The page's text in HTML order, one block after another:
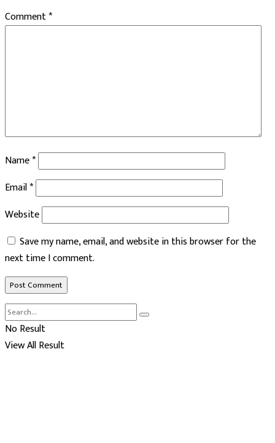
Comment*
Name*
Email*
Website
Save my name, email, and website in this browser for the
next time I comment.
No Result
View All Result